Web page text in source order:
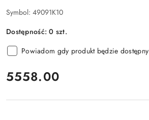
Symbol: 49091K10
Dostępność:0 szt.
Powiadom gdy produkt będzie dostępny
cena:
5558.00